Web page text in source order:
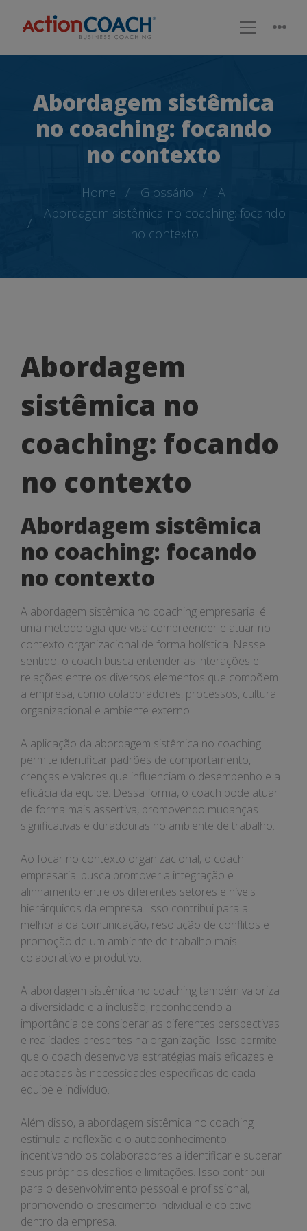
Abordagem sistêmica
no coaching: focando
no contexto
Home Glossário
A
Abordagem sistêmica no coaching: focando
no contexto
Abordagem
sistêmica
no
coaching:
focando
no
contexto
Abordagem
sistêmica no
coaching: focando
no contexto
Abordagem sistêmica
no coaching: focando
no contexto
A abordagem sistêmica no coaching empresarial é
uma metodologia que visa compreender e atuar no
contexto organizacional de forma holística. Nesse
sentido, o coach busca entender as interações e
relações entre os diversos elementos que compõem
a empresa, como colaboradores, processos, cultura
organizacional e ambiente externo.
A aplicação da abordagem sistêmica no coaching
permite identificar padrões de comportamento,
crenças e valores que influenciam o desempenho e a
eficácia da equipe. Dessa forma, o coach pode atuar
de forma mais assertiva, promovendo mudanças
significativas e duradouras no ambiente de trabalho.
Ao focar no contexto organizacional, o coach
empresarial busca promover a integração e
alinhamento entre os diferentes setores e níveis
hierárquicos da empresa. Isso contribui para a
melhoria da comunicação, resolução de conflitos e
promoção de um ambiente de trabalho mais
colaborativo e produtivo.
A abordagem sistêmica no coaching também valoriza
a diversidade e a inclusão, reconhecendo a
importância de considerar as diferentes perspectivas
e realidades presentes na organização. Isso permite
que o coach desenvolva estratégias mais eficazes e
adaptadas às necessidades específicas de cada
equipe e indivíduo.
Além disso, a abordagem sistêmica no coaching
estimula a reflexão e o autoconhecimento,
incentivando os colaboradores a identificar e superar
seus próprios desafios e limitações. Isso contribui
para o desenvolvimento pessoal e profissional,
promovendo o crescimento individual e coletivo
dentro da empresa.